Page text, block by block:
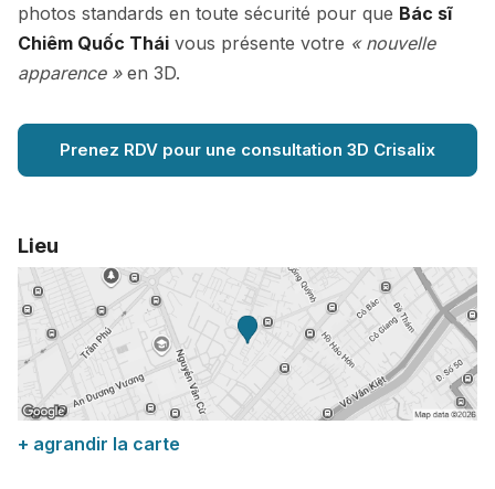
photos standards en toute sécurité pour que Bác sĩ
Chiêm Quốc Thái vous présente votre « nouvelle
apparence »en 3D.
Prenez RDV pour une consultation 3D Crisalix
Lieu
+ agrandir la carte